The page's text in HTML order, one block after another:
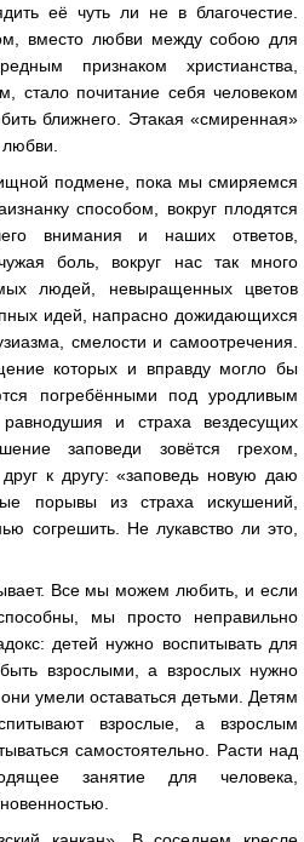
её чуть ли не в благочестие.
вместо любви между собою для
признаком христианства,
стало почитание себя человеком
ближнего. Этакая «смиренная»
подмене, пока мы смиряемся
способом, вокруг плодятся
внимания и наших ответов,
боль, вокруг нас так много
людей, невыращенных цветов
идей, напрасно дожидающихся
смелости и самоотречения.
которых и вправду могло бы
погребёнными под уродливым
и страха вездесущих
заповеди зовётся грехом,
к другу: «заповедь новую даю
порывы из страха искушений,
согрешить. Не лукавство ли это,
Все мы можем любить, и если
мы просто неправильно
детей нужно воспитывать для
взрослыми, а взрослых нужно
умели оставаться детьми. Детям
взрослые, а взрослым
самостоятельно. Расти над
занятие для человека,